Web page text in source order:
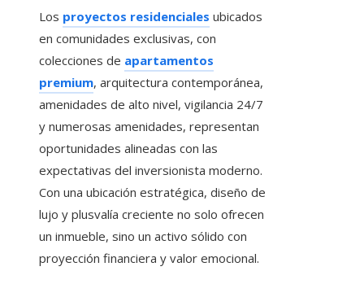
Los proyectos residenciales ubicados
en comunidades exclusivas, con
colecciones de apartamentos
premium, arquitectura contemporánea,
amenidades de alto nivel, vigilancia 24/7
y numerosas amenidades, representan
oportunidades alineadas con las
expectativas del inversionista moderno.
Con una ubicación estratégica, diseño de
lujo y plusvalía creciente no solo ofrecen
un inmueble, sino un activo sólido con
proyección financiera y valor emocional.